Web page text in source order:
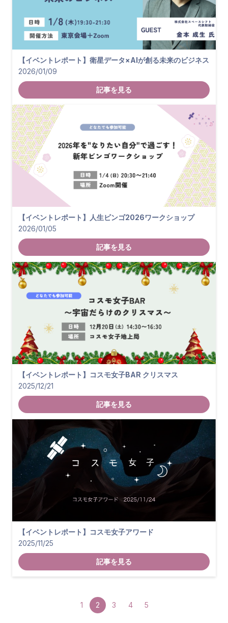
【イベントレポート】衛星データ×AIが創る未来のビジネス
2026/01/09
記事を見る
【イベントレポート】人生ビンゴ2026ワークショップ
2026/01/05
記事を見る
【イベントレポート】コスモ女子BAR クリスマス
2025/12/21
記事を見る
【イベントレポート】コスモ女子アワード
2025/11/25
記事を見る
1 2 3 4 5